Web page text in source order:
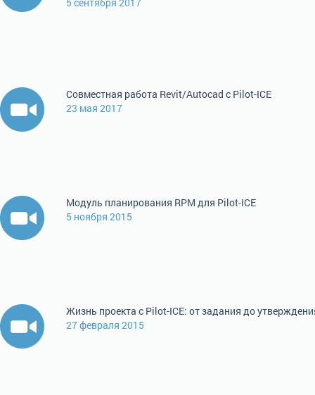
Совместная работа Revit/Autocad с Pilot-ICE
23 мая 2017
Модуль планирования RPM для Pilot-ICE
5 ноября 2015
Жизнь проекта с Pilot-ICE: от задания до
27 февраля 2015